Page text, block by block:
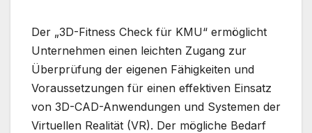
Der „3D-Fitness Check für KMU“ ermöglicht
Unternehmen einen leichten Zugang zur
Überprüfung der eigenen Fähigkeiten und
Voraussetzungen für einen effektiven Einsatz
von 3D-CAD-Anwendungen und Systemen der
Virtuellen Realität (VR). Der mögliche Bedarf